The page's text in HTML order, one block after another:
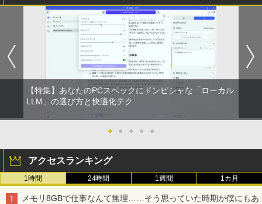
【特集】あなたのPCスペックにドンピシャな「ローカル
LLM」の選び方と快適化テク
● ● ● ● ●
アクセスランキング
1時間 24時間 1週間 1カ月
メモリ8GBで仕事なんて無理……そう思っていた時期が僕にもあ